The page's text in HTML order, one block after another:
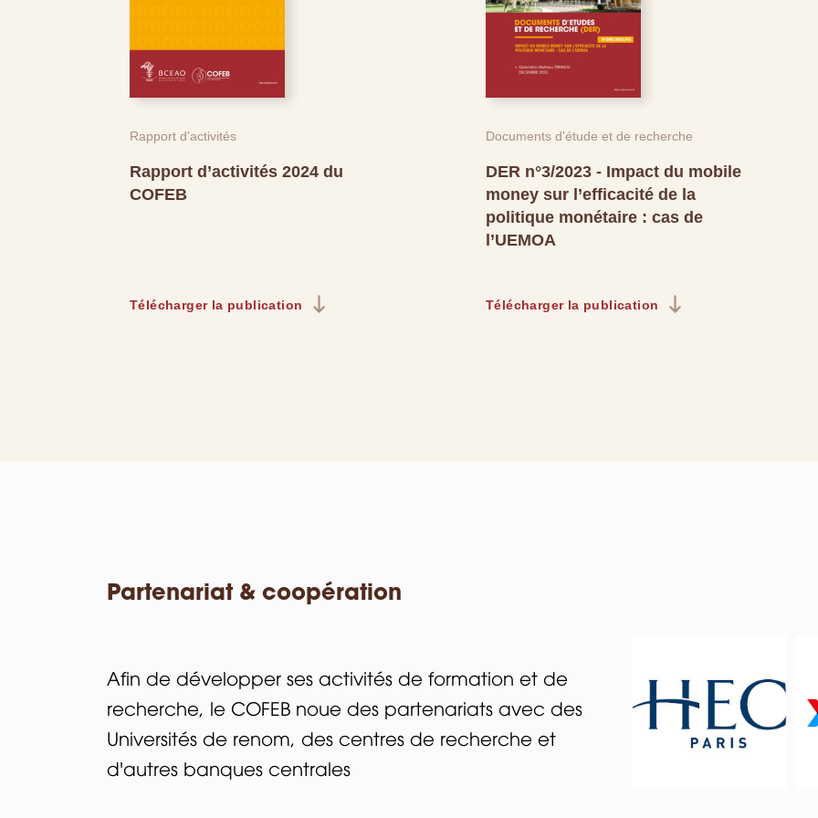
Rapport d'activités
Rapport d’activités 2024 du
COFEB
Télécharger la publication
Documents d'étude et de recherche
DER n°3/2023 - Impact du mobile
money sur l’efficacité de la
politique monétaire : cas de
l’UEMOA
Télécharger la publication
Partenariat & coopération
Afin de développer ses activités de formation et de
recherche, le COFEB noue des partenariats avec des
Universités de renom, des centres de recherche et
d'autres banques centrales